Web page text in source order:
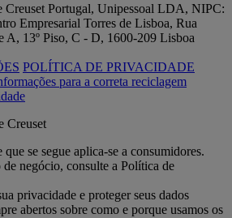
Portugal, Unipessoal LDA, NIPC:
Empresarial Torres de Lisboa, Rua
A, 13º Piso, C - D, 1600-209 Lisboa
POLÍTICA DE PRIVACIDADE
para a correta reciclagem
Creuset
se segue aplica-se a consumidores.
de negócio, consulte a Política de
privacidade e proteger seus dados
abertos sobre como e porque usamos os